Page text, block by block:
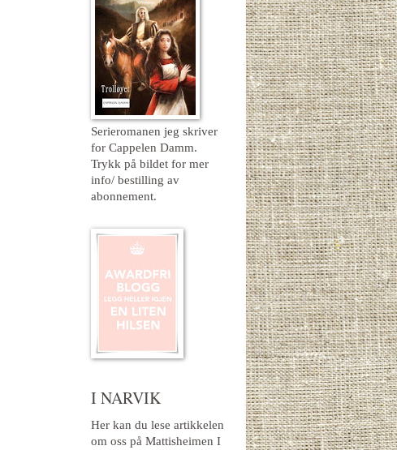
Serieromanen jeg skriver
for Cappelen Damm.
Trykk på bildet for mer
info/ bestilling av
abonnement.
I NARVIK
Her kan du lese artikkelen
om oss på Mattisheimen I